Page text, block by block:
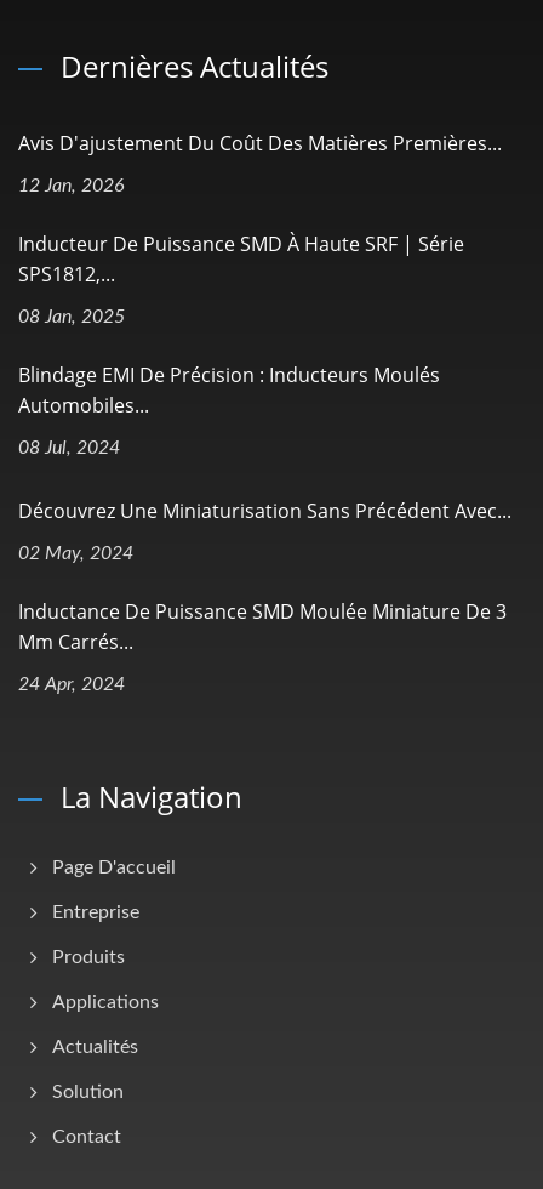
Dernières Actualités
Avis D'ajustement Du Coût Des Matières Premières...
12 Jan, 2026
Inducteur De Puissance SMD À Haute SRF | Série
SPS1812,...
08 Jan, 2025
Blindage EMI De Précision : Inducteurs Moulés
Automobiles...
08 Jul, 2024
Découvrez Une Miniaturisation Sans Précédent Avec...
02 May, 2024
Inductance De Puissance SMD Moulée Miniature De 3
Mm Carrés...
24 Apr, 2024
La Navigation
Page D'accueil
Entreprise
Produits
Applications
Actualités
Solution
Contact